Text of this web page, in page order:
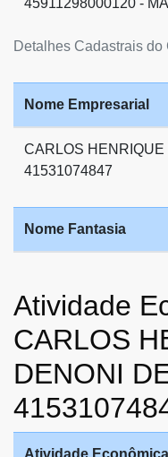
Detalhes Cadastrais
45911298000120 -
Nome Empresarial
CARLOS
41531074847
Nome Fantasia
Atividade
CARLOS
DENONI